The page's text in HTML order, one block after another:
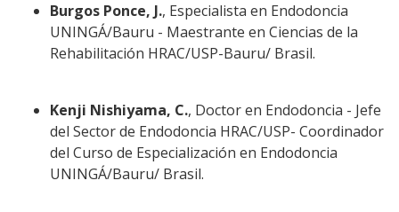
Burgos Ponce, J., Especialista en Endodoncia
UNINGÁ/Bauru - Maestrante en Ciencias de la
Rehabilitación HRAC/USP-Bauru/ Brasil.
Kenji Nishiyama, C., Doctor en Endodoncia - Jefe
del Sector de Endodoncia HRAC/USP- Coordinador
del Curso de Especialización en Endodoncia
UNINGÁ/Bauru/ Brasil.